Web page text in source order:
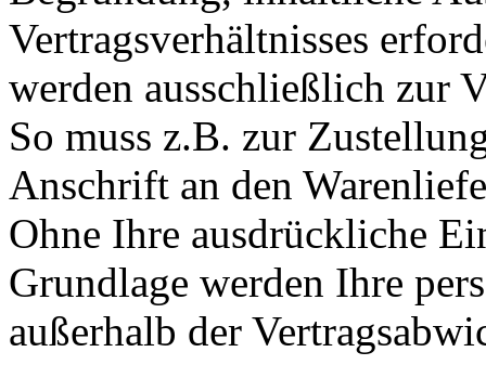
Vertragsverhältnisses
werden ausschließlich zur
So muss z.B. zur
Anschrift an den
Ohne Ihre ausdrückliche
Grundlage werden Ihre
außerhalb der